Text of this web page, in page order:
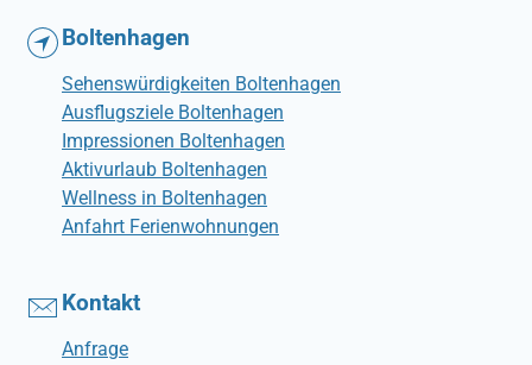
Boltenhagen
Sehenswürdigkeiten Boltenhagen
Ausflugsziele Boltenhagen
Impressionen Boltenhagen
Aktivurlaub Boltenhagen
Wellness in Boltenhagen
Anfahrt Ferienwohnungen
Kontakt
Anfrage